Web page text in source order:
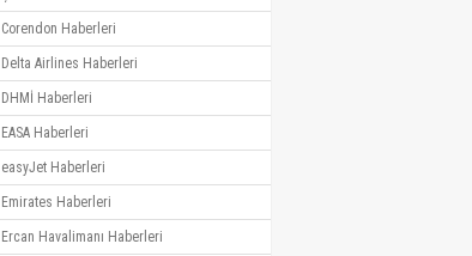
Corendon Haberleri
Delta Airlines Haberleri
DHMİ Haberleri
EASA Haberleri
easyJet Haberleri
Emirates Haberleri
Ercan Havalimanı Haberleri